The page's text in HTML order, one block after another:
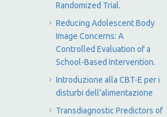
Randomized Trial.
Reducing Adolescent Body
Image Concerns: A
Controlled Evaluation of a
School-Based Intervention.
Introduzione alla CBT-E per i
disturbi dell’alimentazione
Transdiagnostic Predictors of